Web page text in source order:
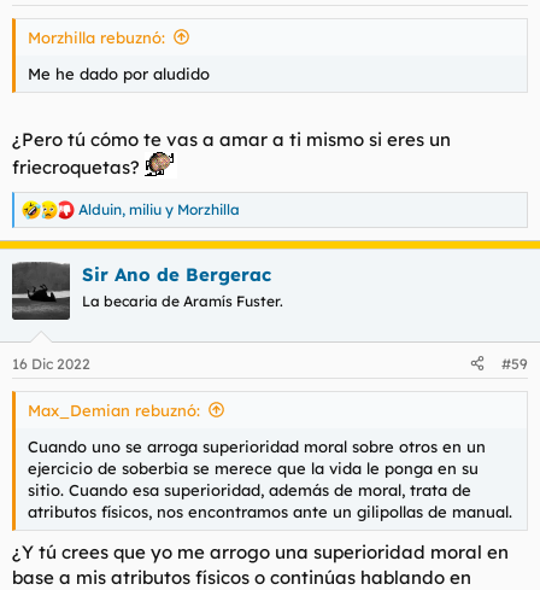
Morzhilla rebuznó:
Me he dado por aludido
¿Pero tú cómo te vas a amar a ti mismo si eres un
friecroquetas?
R
e
a
c
i
e
s
Alduin, miliu y Morzhilla
Sir Ano de Bergerac
La becaria de Aramís Fuster.
16 Dic 2022 #59
Max_Demian rebuznó:
Cuando uno se arroga superioridad moral sobre otros en un
ejercicio de soberbia se merece que la vida le ponga en su
sitio. Cuando esa superioridad, además de moral, trata de
atributos físicos, nos encontramos ante un gilipollas de manual.
¿Y tú crees que yo me arrogo una superioridad moral en
base a mis atributos físicos o continúas hablando en